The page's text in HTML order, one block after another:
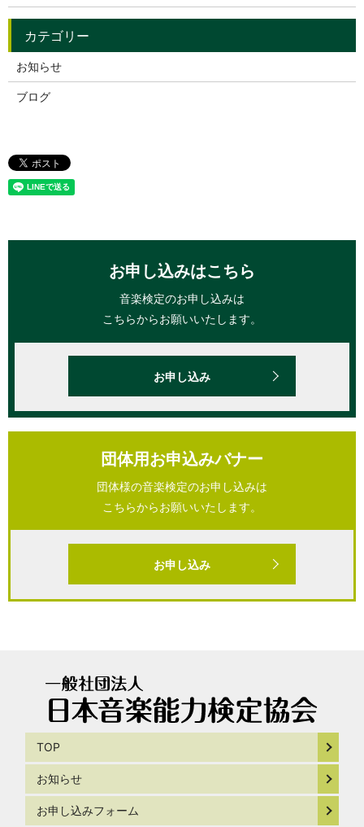
お知らせ
ブログ
お申し込みはこちら
音楽検定のお申し込みは
こちらからお願いいたします。
お申し込み
団体用お申込みバナー
団体様の音楽検定のお申し込みは
こちらからお願いいたします。
お申し込み
TOP
お知らせ
お申し込みフォーム